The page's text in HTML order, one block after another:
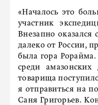
«Началось это
участник
Внезапно оказался
далеко от России,
была гора
среди
товарища
я отправиться на
Саня Григорьев.